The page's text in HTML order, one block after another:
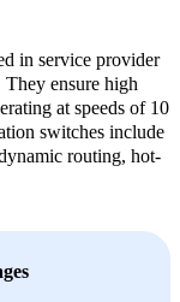
in service provider
They ensure high
at speeds of 10
switches include
routing, hot-